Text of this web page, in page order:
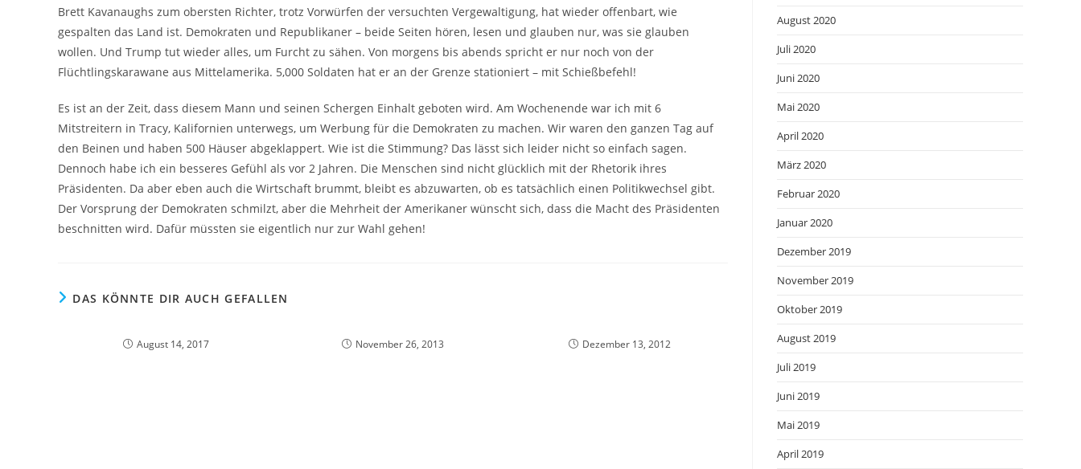
Brett Kavanaughs zum obersten Richter, trotz Vorwürfen der versuchten Vergewaltigung, hat wieder offenbart, wie
gespalten das Land ist. Demokraten und Republikaner – beide Seiten hören, lesen und glauben nur, was sie glauben
wollen. Und Trump tut wieder alles, um Furcht zu sähen. Von morgens bis abends spricht er nur noch von der
Flüchtlingskarawane aus Mittelamerika. 5,000 Soldaten hat er an der Grenze stationiert – mit Schießbefehl!
Es ist an der Zeit, dass diesem Mann und seinen Schergen Einhalt geboten wird. Am Wochenende war ich mit 6
Mitstreitern in Tracy, Kalifornien unterwegs, um Werbung für die Demokraten zu machen. Wir waren den ganzen Tag auf
den Beinen und haben 500 Häuser abgeklappert. Wie ist die Stimmung? Das lässt sich leider nicht so einfach sagen.
Dennoch habe ich ein besseres Gefühl als vor 2 Jahren. Die Menschen sind nicht glücklich mit der Rhetorik ihres
Präsidenten. Da aber eben auch die Wirtschaft brummt, bleibt es abzuwarten, ob es tatsächlich einen Politikwechsel gibt.
Der Vorsprung der Demokraten schmilzt, aber die Mehrheit der Amerikaner wünscht sich, dass die Macht des Präsidenten
beschnitten wird. Dafür müssten sie eigentlich nur zur Wahl gehen!
DAS KÖNNTE DIR AUCH GEFALLEN
August 14, 2017 November 26, 2013 Dezember 13, 2012
August 2020
Juli 2020
Juni 2020
Mai 2020
April 2020
März 2020
Februar 2020
Januar 2020
Dezember 2019
November 2019
Oktober 2019
August 2019
Juli 2019
Juni 2019
Mai 2019
April 2019